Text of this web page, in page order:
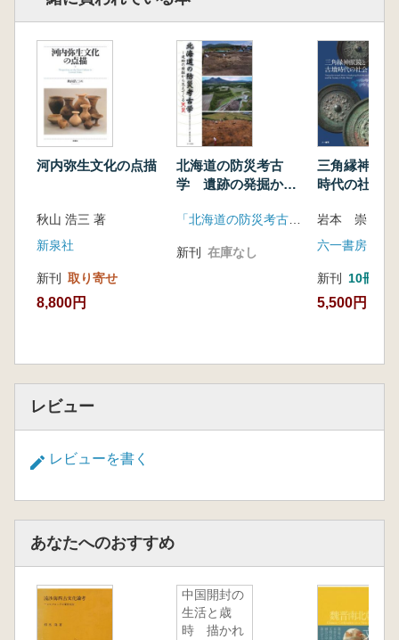
第15章 遼東の遼寧式銅剣
第17章 朝鮮半島の細形銅剣
第18章 朝鮮半島の細形銅剣と細形銅矛の成立
年代
第19章 朝鮮半島の細形銅戈の始まり
第20章 東北アジアの触角式銅剣
第21章 遼寧式銅剣文化と細形銅剣文化
第22章 鋳型からみた北部九州の青銅器の始ま
結語 ― 東アジア青銅器時代の始原と展開
河内弥生文化の点描
秋山 浩三 著
新泉社
新刊 取り寄せ
8,800円
北海道の防災考古
学 遺跡の発掘から
「北海道の防災考古学」編集委員会
新刊 在庫なし
三角縁神獣
時代の社会
岩本 崇 著
六一書房
新刊 10冊以上
5,500円
レビュー
レビューを書く
あなたへのおすすめ
中国開封の
生活と歳
時 描かれ